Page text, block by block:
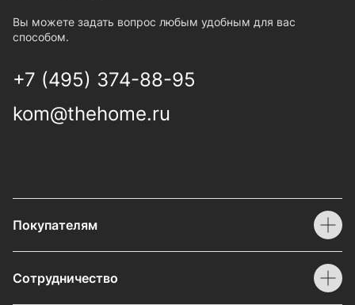
Вы можете задать вопрос любым удобным для вас
способом.
+7 (495) 374-88-95
kom@thehome.ru
Покупателям
Сотрудничество